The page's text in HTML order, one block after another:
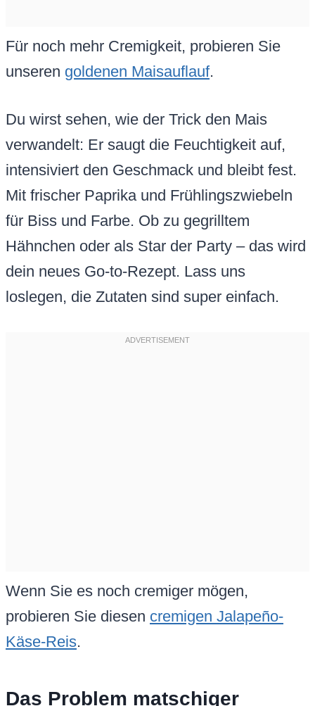
Für noch mehr Cremigkeit, probieren Sie
unseren goldenen Maisauflauf.
Du wirst sehen, wie der Trick den Mais
verwandelt: Er saugt die Feuchtigkeit auf,
intensiviert den Geschmack und bleibt fest.
Mit frischer Paprika und Frühlingszwiebeln
für Biss und Farbe. Ob zu gegrilltem
Hähnchen oder als Star der Party – das wird
dein neues Go-to-Rezept. Lass uns
loslegen, die Zutaten sind super einfach.
Wenn Sie es noch cremiger mögen,
probieren Sie diesen cremigen Jalapeño-
Käse-Reis.
Das Problem matschiger